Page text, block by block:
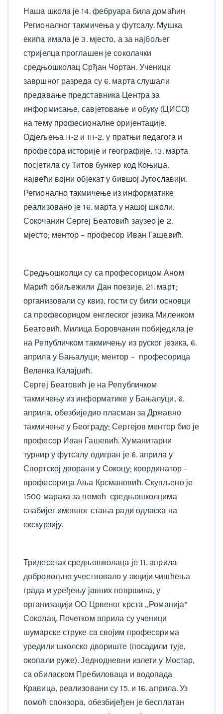
Наша школа је 14. фебруара била домаћин
Регионалног такмичења у футсалу. Мушка
екипа имала је 3. мјесто, а за најбољег
стријелца проглашен је соколачки
средњошколац Срђан Чортан. Ученици
завршног разреда су 6. марта слушали
предавање представника Центра за
информисање, савјетовање и обуку (ЦИСО)
на тему професионалне оријентације.
Одјељења II-2 и III-2, у пратњи педагога и
професора историје и географије, 13. марта
посјетила су Титов бункер код Коњица,
највећи војни објекат у бившој Југославији.
Регионално такмичење из информатике
реализовано је 16. марта у нашој школи.
Сокочанин Сергеј Беатовић заузео је 2.
мјесто; ментор – професор Иван Гашевић.
Средњошколци су са професорицом Аном
Марић обиљежили Дан поезије, 21. март;
организовали су квиз, гости су били основци
са професорицом енглеског језика Миленком
Беатовић. Милица Боровчанин побиједила је
на Републичком такмичењу из руског језика, 6.
априла у Бањалуци; ментор – професорица
Веленка Калајџић.
Сергеј Беатовић је на Републичком
такмичењу из информатике у Бањалуци, 6.
априла, обезбиједио пласман за Државно
такмичење у Београду; Сергејов ментор био је
професор Иван Гашевић. Хуманитарни
турнир у футсалу одигран је 6. априла у
Спортској дворани у Сокоцу; координатор –
професорица Ања Крсмановић. Скупљено је
1500 марака за помоћ средњошколцима
слабијег имовног стања ради одласка на
екскурзију.
Тридесетак средњошколаца је 11. априла
добровољно учествовало у акцији чишћења
града и уређењу јавних површина, у
организацији ОО Црвеног крста ,,Романија“
Соколац. Почетком априла су ученици
шумарске струке са својим професорима
уредили школско двориште (посадили тује,
окопали руже). Једнодневни излети у Мостар,
са обиласком Пребиловаца и водопада
Кравица, реализовани су 15. и 16. априла. Уз
помоћ спонзора, обезбијеђен је бесплатан